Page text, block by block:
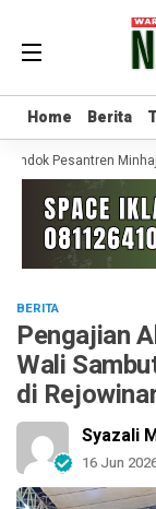
Home Berita
Home Berita
Pesantren
BERITA
Pengajian
Wali
di
Syazali
16 Jun